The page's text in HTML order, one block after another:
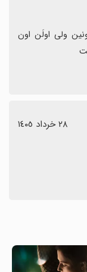
٢٨ خرداد ١٤٠٥